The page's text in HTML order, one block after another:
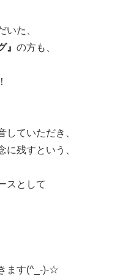
いた、
』 の方も、
していただき、
に残すという、
スとして
ます(^_-)-☆